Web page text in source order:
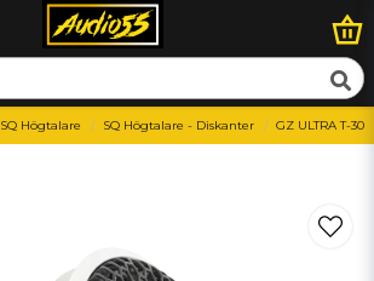
SQ Högtalare SQ Högtalare - Diskanter GZ ULTRA T-30